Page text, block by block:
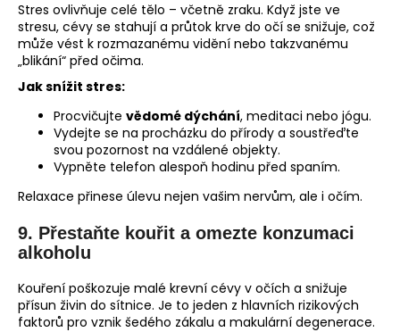
Stres ovlivňuje celé tělo – včetně zraku. Když jste ve
stresu, cévy se stahují a průtok krve do očí se snižuje, což
může vést k rozmazanému vidění nebo takzvanému
„blikání“ před očima.
Jak snížit stres:
Procvičujte vědomé dýchání, meditaci nebo jógu.
Vydejte se na procházku do přírody a soustřeďte
svou pozornost na vzdálené objekty.
Vypněte telefon alespoň hodinu před spaním.
Relaxace přinese úlevu nejen vašim nervům, ale i očím.
9. Přestaňte kouřit a omezte konzumaci
alkoholu
Kouření poškozuje malé krevní cévy v očích a snižuje
přísun živin do sítnice. Je to jeden z hlavních rizikových
faktorů pro vznik šedého zákalu a makulární degenerace.